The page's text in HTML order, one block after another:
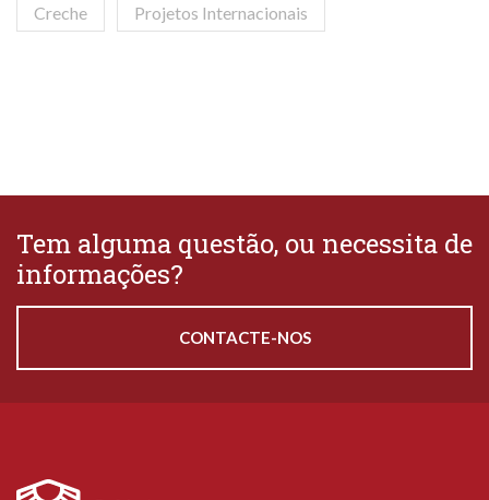
Creche Projetos Internacionais
Tem alguma questão, ou necessita de
informações?
CONTACTE-NOS